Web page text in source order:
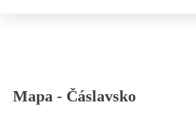
Mapa - Čáslavsko